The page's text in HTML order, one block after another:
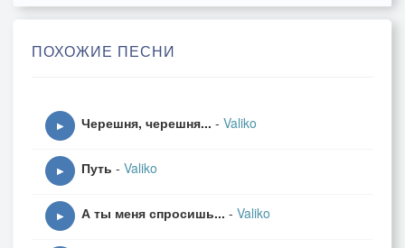
ПОХОЖИЕ ПЕСНИ
▶ Черешня, черешня... - Valiko
▶ Путь - Valiko
▶ А ты меня спросишь... - Valiko